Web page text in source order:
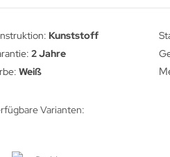
Kunststoff
2 Jahre
Weiß
Varianten: